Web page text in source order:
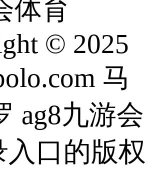
体育
© 2025
马
ag8九游会
入口的版权